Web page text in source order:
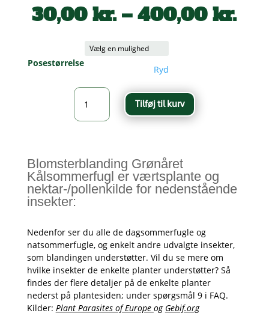
30,00kr. – 400,00kr.
Posestørrelse
Ryd
Blomsterblanding
Grønåret
Kålsommerfugl
Tilføj til kurv
Blomsterblanding Grønåret
Kålsommerfugl er værtsplante og
nektar-/pollenkilde for nedenstående
insekter:
Nedenfor ser du alle de dagsommerfugle og
natsommerfugle, og enkelt andre udvalgte insekter,
som blandingen understøtter. Vil du se mere om
hvilke insekter de enkelte planter understøtter? Så
findes der flere detaljer på de enkelte planter
nederst på plantesiden; under spørgsmål 9 i FAQ.
Kilder: Plant Parasites of Europe og Gebif.org